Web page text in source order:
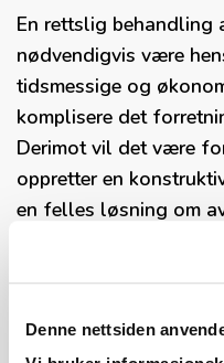
Denne nettsiden
En rettslig behandling
nødvendigvis være
tidsmessige og
komplisere det
Derimot vil det være
oppretter en
en felles løsning om
som hensyntar
byggevarer. Her bør
forretningsforhold